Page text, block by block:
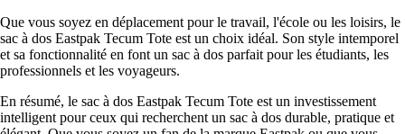
Que vous soyez en déplacement pour le travail, l'école ou les loisirs, le
sac à dos Eastpak Tecum Tote est un choix idéal. Son style intemporel
et sa fonctionnalité en font un sac à dos parfait pour les étudiants, les
professionnels et les voyageurs.
En résumé, le sac à dos Eastpak Tecum Tote est un investissement
intelligent pour ceux qui recherchent un sac à dos durable, pratique et